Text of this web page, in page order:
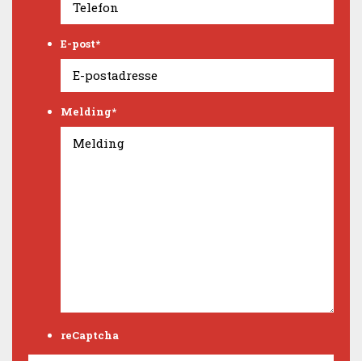
E-post*
Melding*
reCaptcha